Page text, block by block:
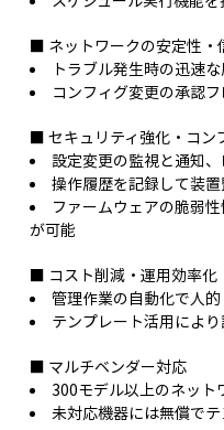
■ ネットワークの安定性
トラブル発生時の迅速
コンフィグ変更の承認
■ セキュリティ強化・コン
設定変更の監視と通知
操作履歴を記録して装
ファームウェアの脆弱
が可能
■ コスト削減・運用効率化
管理作業の自動化で人
テンプレート活用によ
■ マルチベンダー対応
300モデル以上のネット
未対応機器には無償で